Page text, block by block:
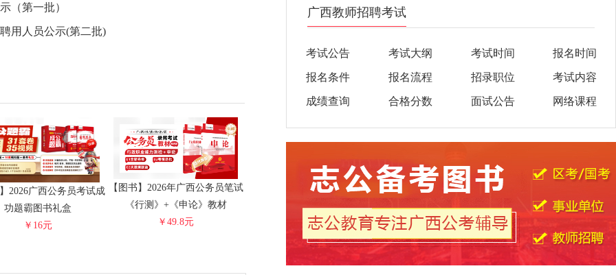
（第一批）
用人员公示(第二批)
2026广西公务员考试成
功题霸图书礼盒
￥16元
【图书】2026年广西公务员笔试
《行测》+《申论》教材
￥49.8元
广西教师招聘考试
考试公告 考试大纲 考试时间 报名时间
报名条件 报名流程 招录职位 考试内容
成绩查询 合格分数 面试公告 网络课程